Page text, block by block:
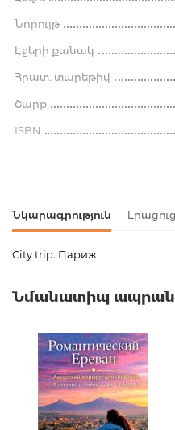
Նորույթ
Էջերի քանակ
Հրատ. տարեթիվ
Շարք
ISBN
Նկարագրություն
City trip. Париж
Քաշ
Հրատարակիչ
Լեզու
Նորույթ
Նմանատիպ